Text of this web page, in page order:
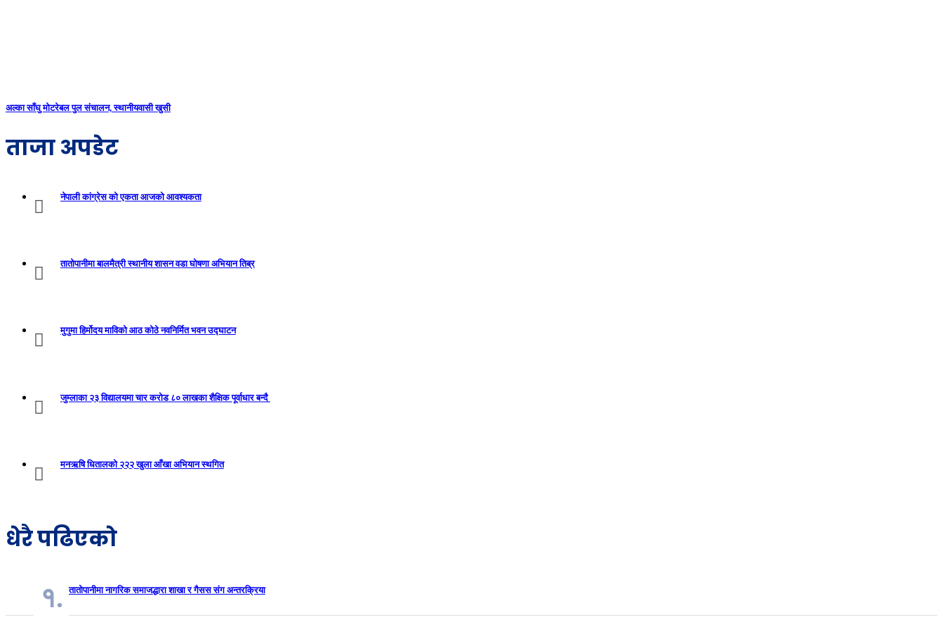
अल्का साँघु मोटरेबल पुल संचालन, स्थानीयवासी खुसी
ताजा अपडेट
नेपाली कांग्रेस को एकता आजको आवश्यकता
तातोपानीमा बालमैत्री स्थानीय शासन वडा घोषणा अभियान तिब्र
मुगुमा हिर्मोदय माविको आठ कोठे नवनिर्मित भवन उद्घाटन
जुम्लाका २३ विद्यालयमा चार करोड ८० लाखका शैक्षिक पूर्वाधार बन्दै
मनऋषि धितालको २२२ खुला आँखा अभियान स्थगित
धेरै पढिएको
१. तातोपानीमा नागरिक समाजद्धारा शाखा र गैसस संग अन्तरक्रिया